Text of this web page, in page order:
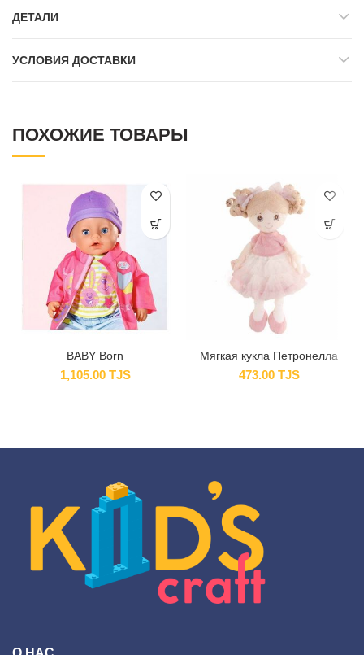
ДЕТАЛИ
УСЛОВИЯ ДОСТАВКИ
ПОХОЖИЕ ТОВАРЫ
BABY Born
1,105.00 TJS
Мягкая кукла Петронелла
473.00 TJS